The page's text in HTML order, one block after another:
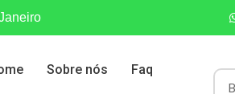
Sobre nós Faq